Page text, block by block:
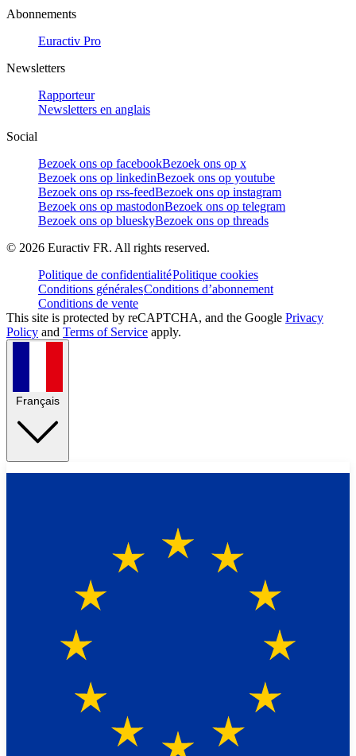
Abonnements
Euractiv Pro
Newsletters
Rapporteur
Newsletters en anglais
Social
Bezoek ons op facebookBezoek ons op x
Bezoek ons op linkedinBezoek ons op youtube
Bezoek ons op rss-feedBezoek ons op instagram
Bezoek ons op mastodonBezoek ons op telegram
Bezoek ons op blueskyBezoek ons op threads
© 2026 Euractiv FR. All rights reserved.
Politique de confidentialitéPolitique cookies
Conditions généralesConditions d’abonnement
Conditions de vente
This site is protected by reCAPTCHA, and the Google Privacy
Policy and Terms of Service apply.
Français